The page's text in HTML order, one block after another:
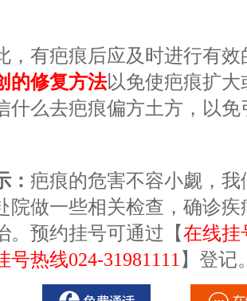
有疤痕后应及时进行有效
的修复方法以免使疤痕扩
什么去疤痕偏方土方，以
： 疤痕的危害不容小觑，
院做一些相关检查，确诊
。预约挂号可通过【在线挂
号热线024-31981111 】登记